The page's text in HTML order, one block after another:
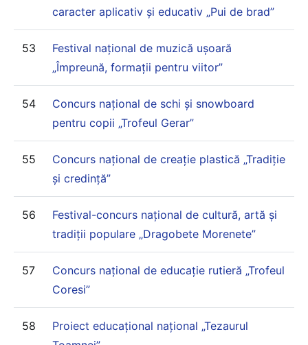
caracter aplicativ și educativ „Pui de brad”
53
Festival național de muzică ușoară
„Împreună, formații pentru viitor”
54
Concurs național de schi și snowboard
pentru copii „Trofeul Gerar”
55
Concurs național de creație plastică „Tradiție
și credință”
56
Festival-concurs național de cultură, artă și
tradiții populare „Dragobete Morenete”
57
Concurs național de educație rutieră „Trofeul
Coresi”
58
Proiect educațional național „Tezaurul